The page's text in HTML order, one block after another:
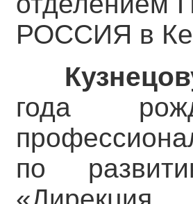
РОССИЯ в
года
по